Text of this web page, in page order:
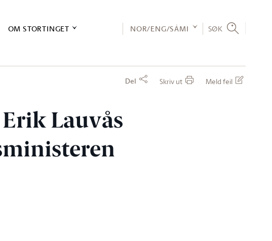
OM STORTINGET NOR/ENG/SÁMI SØK
Del Skriv ut Meld feil
Lauvås